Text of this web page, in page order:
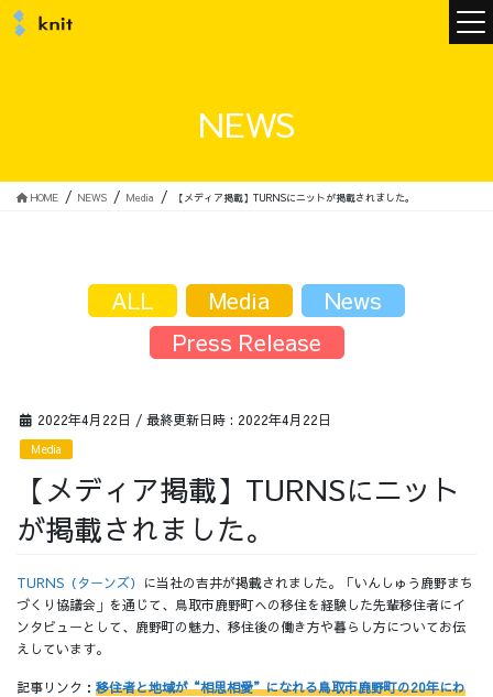
サービス
採用情報
NEWS
HOME NEWS Media 【メディア掲載】TURNSにニットが掲載されました。
2022年4月22日 / 最終更新日時 : 2022年4月22日
Media
【メディア掲載】TURNSにニット
が掲載されました。
TURNS（ターンズ） に当社の吉井が掲載されました。「いんしゅう鹿野まち
づくり協議会」を通じて、鳥取市鹿野町への移住を経験した先輩移住者にイ
ンタビューとして、鹿野町の魅力、移住後の働き方や暮らし方についてお伝
えしています。
記事リンク： 移住者と地域が“相思相愛”になれる鳥取市鹿野町の20年にわ
ALL Media
News
Press Release